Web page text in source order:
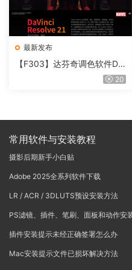
最新发布
【F303】达芬奇调色软件Da
Vinci Resolve Studio21.0.320
常用软件与安装教程
摄影后期新手小白贴
Adobe 2025全系列软件下载
LR / ACR / 3DLUTS预设安装方法
PS滤镜、插件、笔刷、面板和动作安
插件安装提示未经正确签署怎么办
Mac安装提示文件已损坏解决方法